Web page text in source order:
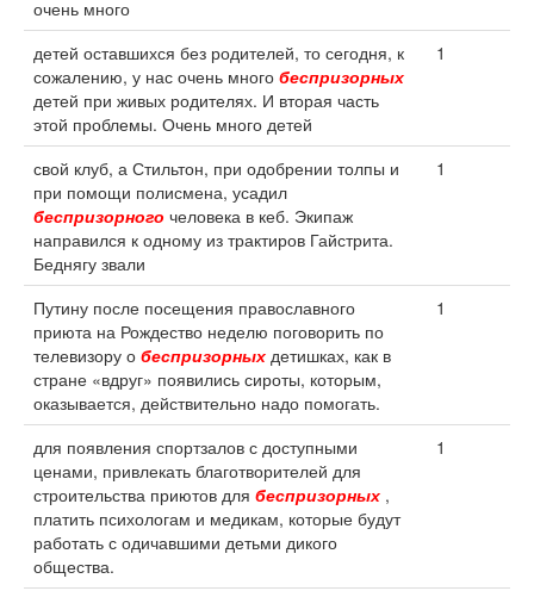
очень много
детей оставшихся без родителей, то сегодня, к
сожалению, у нас очень много беспризорных
детей при живых родителях. И вторая часть
этой проблемы. Очень много детей
1
свой клуб, а Стильтон, при одобрении толпы и
при помощи полисмена, усадил
беспризорного человека в кеб. Экипаж
направился к одному из трактиров Гайстрита.
Беднягу звали
1
Путину после посещения православного
приюта на Рождество неделю поговорить по
телевизору о беспризорных детишках, как в
стране «вдруг» появились сироты, которым,
оказывается, действительно надо помогать.
1
для появления спортзалов с доступными
ценами, привлекать благотворителей для
строительства приютов для беспризорных ,
платить психологам и медикам, которые будут
работать с одичавшими детьми дикого
общества.
1